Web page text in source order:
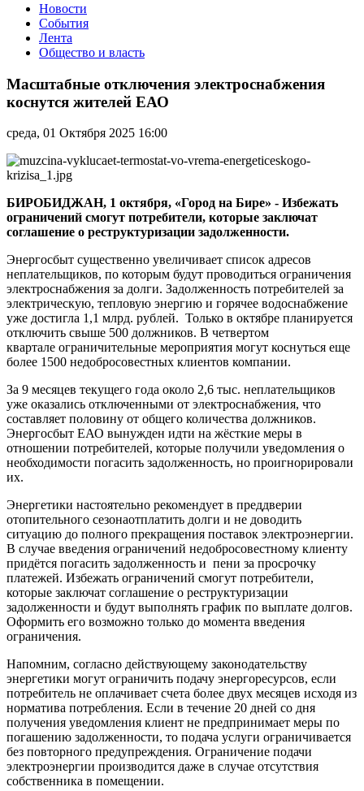
Новости
События
Лента
Общество и власть
отключения
электроснабжения
коснутся
ЕАО
Масштабные отключения электроснабжения
коснутся жителей ЕАО
среда, 01 Октября 2025 16:00
БИРОБИДЖАН, 1 октября, «Город на Бире» - Избежать
ограничений смогут потребители, которые заключат
соглашение о реструктуризации задолженности.
Энергосбыт существенно увеличивает список адресов
неплательщиков, по которым будут проводиться ограничения
электроснабжения за долги. Задолженность потребителей за
электрическую, тепловую энергию и горячее водоснабжение
уже достигла 1,1 млрд. рублей. Только в октябре планируется
отключить свыше 500 должников. В четвертом
квартале ограничительные мероприятия могут коснуться еще
более 1500 недобросовестных клиентов компании.
За 9 месяцев текущего года около 2,6 тыс. неплательщиков
уже оказались отключенными от электроснабжения, что
составляет половину от общего количества должников.
Энергосбыт ЕАО вынужден идти на жёсткие меры в
отношении потребителей, которые получили уведомления о
необходимости погасить задолженность, но проигнорировали
их.
Энергетики настоятельно рекомендует в преддверии
отопительного сезонаотплатить долги и не доводить
ситуацию до полного прекращения поставок электроэнергии.
В случае введения ограничений недобросовестному клиенту
придётся погасить задолженность и пени за просрочку
платежей. Избежать ограничений смогут потребители,
которые заключат соглашение о реструктуризации
задолженности и будут выполнять график по выплате долгов.
Оформить его возможно только до момента введения
ограничения.
Напомним, согласно действующему законодательству
энергетики могут ограничить подачу энергоресурсов, если
потребитель не оплачивает счета более двух месяцев исходя из
норматива потребления. Если в течение 20 дней со дня
получения уведомления клиент не предпринимает меры по
погашению задолженности, то подача услуги ограничивается
без повторного предупреждения. Ограничение подачи
электроэнергии производится даже в случае отсутствия
собственника в помещении.